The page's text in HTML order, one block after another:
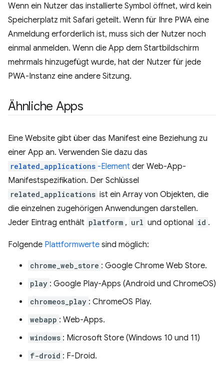
Wenn ein Nutzer das installierte Symbol öffnet, wird kein
Speicherplatz mit Safari geteilt. Wenn für Ihre PWA eine
Anmeldung erforderlich ist, muss sich der Nutzer noch
einmal anmelden. Wenn die App dem Startbildschirm
mehrmals hinzugefügt wurde, hat der Nutzer für jede
PWA-Instanz eine andere Sitzung.
Ähnliche Apps
Eine Website gibt über das Manifest eine Beziehung zu
einer App an. Verwenden Sie dazu das
related_applications -Element der Web-App-
Manifestspezifikation. Der Schlüssel
related_applications ist ein Array von Objekten, die
die einzelnen zugehörigen Anwendungen darstellen.
Jeder Eintrag enthält platform , url und optional id .
Folgende Plattformwerte sind möglich:
chrome_web_store : Google Chrome Web Store.
play : Google Play-Apps (Android und ChromeOS)
chromeos_play : ChromeOS Play.
webapp : Web-Apps.
windows : Microsoft Store (Windows 10 und 11)
f-droid : F-Droid.